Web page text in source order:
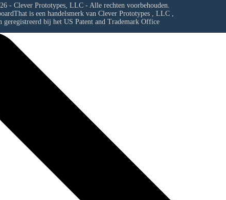
- Clever Prototypes, LLC - Alle rechten voorbehouden.
is een handelsmerk van Clever Prototypes , LLC,
geregistreerd bij het US Patent and Trademark Office